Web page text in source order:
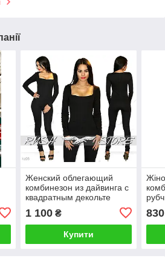
Женский облегающий
комбинезон из дайвинга с
квадратным декольте
1 100₴
Купити
830